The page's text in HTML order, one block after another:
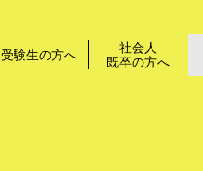
受験生の方へ
社会人
既卒の方へ